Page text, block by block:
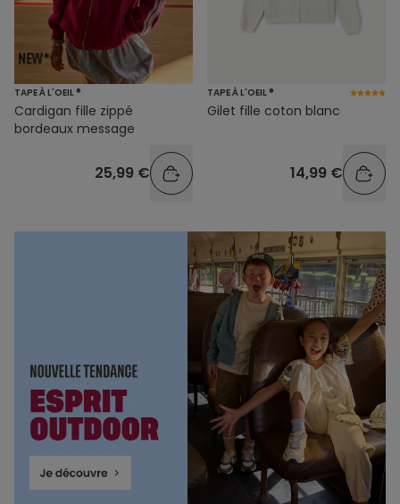
TAPE À L'OEIL ®
Cardigan fille zippé
bordeaux message
25,99 €
TAPE À L'OEIL ®
Gilet fille coton blanc
14,99 €